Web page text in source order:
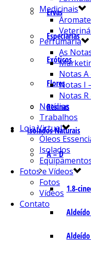
Ervas
Especiarias
Exóticos
Flores
Resinas
Isolados Naturais
A – D
1.8-
Medicinais
Perfumaria
As
Notas A
Notas I
Notas R
Notícias
Trabalhos
Loja Virtual
Óleos
Isolados
Fotos e Vídeos
Fotos
Vídeos
Contato